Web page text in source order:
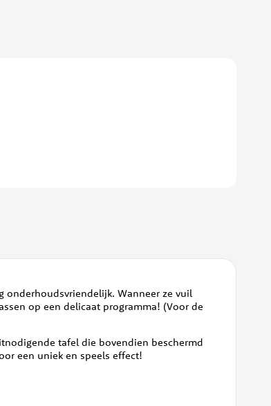
onderhoudsvriendelijk. Wanneer ze vuil
op een delicaat programma! (Voor de
tafel die bovendien beschermd
een uniek en speels effect!